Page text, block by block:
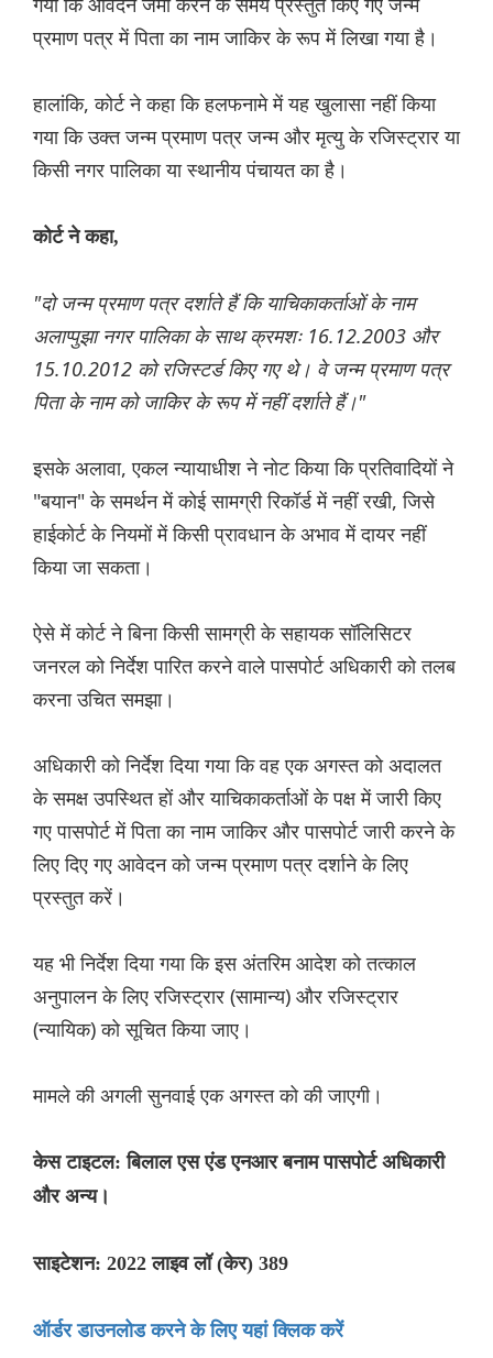
प्रमाण पत्र में पिता का नाम जाकिर के रूप में लिखा गया है।
हालांकि, कोर्ट ने कहा कि हलफनामे में यह खुलासा नहीं किया
गया कि उक्त जन्म प्रमाण पत्र जन्म और मृत्यु के रजिस्ट्रार या
किसी नगर पालिका या स्थानीय पंचायत का है।
कोर्ट ने कहा,
"दो जन्म प्रमाण पत्र दर्शाते हैं कि याचिकाकर्ताओं के नाम
अलाप्पुझा नगर पालिका के साथ क्रमशः 16.12.2003 और
15.10.2012 को रजिस्टर्ड किए गए थे। वे जन्म प्रमाण पत्र
पिता के नाम को जाकिर के रूप में नहीं दर्शाते हैं।"
इसके अलावा, एकल न्यायाधीश ने नोट किया कि प्रतिवादियों ने
"बयान" के समर्थन में कोई सामग्री रिकॉर्ड में नहीं रखी, जिसे
हाईकोर्ट के नियमों में किसी प्रावधान के अभाव में दायर नहीं
किया जा सकता।
ऐसे में कोर्ट ने बिना किसी सामग्री के सहायक सॉलिसिटर
जनरल को निर्देश पारित करने वाले पासपोर्ट अधिकारी को तलब
करना उचित समझा।
अधिकारी को निर्देश दिया गया कि वह एक अगस्त को अदालत
के समक्ष उपस्थित हों और याचिकाकर्ताओं के पक्ष में जारी किए
गए पासपोर्ट में पिता का नाम जाकिर और पासपोर्ट जारी करने के
लिए दिए गए आवेदन को जन्म प्रमाण पत्र दर्शाने के लिए
प्रस्तुत करें।
यह भी निर्देश दिया गया कि इस अंतरिम आदेश को तत्काल
अनुपालन के लिए रजिस्ट्रार (सामान्य) और रजिस्ट्रार
(न्यायिक) को सूचित किया जाए।
मामले की अगली सुनवाई एक अगस्त को की जाएगी।
केस टाइटल: बिलाल एस एंड एनआर बनाम पासपोर्ट अधिकारी
और अन्य।
साइटेशन: 2022 लाइव लॉ (केर) 389
ऑर्डर डाउनलोड करने के लिए यहां क्लिक करें